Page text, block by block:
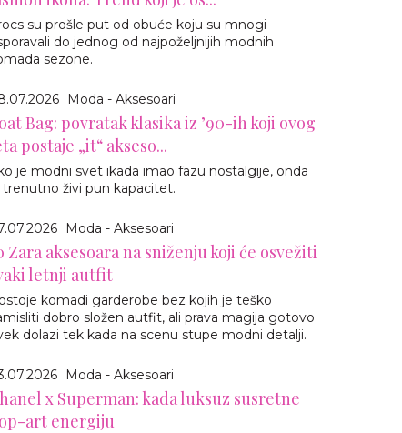
su prošle put od obuće koju su mnogi
do jednog od najpoželjnijih modnih
sezone.
Moda - Aksesoari
Bag: povratak klasika iz ’90-ih koji ovog
postaje „it“ akseso...
je modni svet ikada imao fazu nostalgije, onda
trenutno živi pun kapacitet.
Moda - Aksesoari
Zara aksesoara na sniženju koji će osvežiti
letnji autfit
komadi garderobe bez kojih je teško
dobro složen autfit, ali prava magija gotovo
dolazi tek kada na scenu stupe modni detalji.
Moda - Aksesoari
x Superman: kada luksuz susretne
art energiju